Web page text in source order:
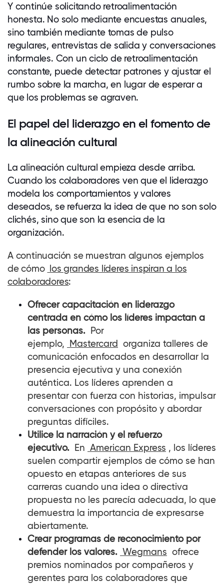
Y continúe solicitando retroalimentación
honesta. No solo mediante encuestas anuales,
sino también mediante tomas de pulso
regulares, entrevistas de salida y conversaciones
informales. Con un ciclo de retroalimentación
constante, puede detectar patrones y ajustar el
rumbo sobre la marcha, en lugar de esperar a
que los problemas se agraven.
El papel del liderazgo en el fomento de
la alineación cultural
La alineación cultural empieza desde arriba.
Cuando los colaboradores ven que el liderazgo
modela los comportamientos y valores
deseados, se refuerza la idea de que no son solo
clichés, sino que son la esencia de la
organización.
A continuación se muestran algunos ejemplos
de cómo los grandes líderes inspiran a los
colaboradores:
Ofrecer capacitación en liderazgo
centrada en cómo los líderes impactan a
las personas. Por
ejemplo, Mastercard organiza talleres de
comunicación enfocados en desarrollar la
presencia ejecutiva y una conexión
auténtica. Los líderes aprenden a
presentar con fuerza con historias, impulsar
conversaciones con propósito y abordar
preguntas difíciles.
Utilice la narración y el refuerzo
ejecutivo. En American Express , los líderes
suelen compartir ejemplos de cómo se han
opuesto en etapas anteriores de sus
carreras cuando una idea o directiva
propuesta no les parecía adecuada, lo que
demuestra la importancia de expresarse
abiertamente.
Crear programas de reconocimiento por
defender los valores. Wegmans ofrece
premios nominados por compañeros y
gerentes para los colaboradores que